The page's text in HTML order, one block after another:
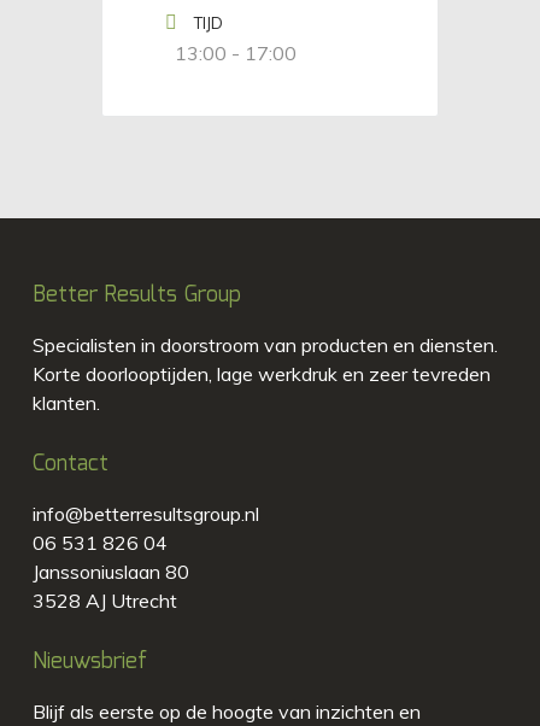
TIJD
13:00 - 17:00
Better Results Group
Specialisten in doorstroom van producten en diensten.
Korte doorlooptijden, lage werkdruk en zeer tevreden
klanten.
Contact
info@betterresultsgroup.nl
06 531 826 04
Janssoniuslaan 80
3528 AJ Utrecht
Nieuwsbrief
Blijf als eerste op de hoogte van inzichten en